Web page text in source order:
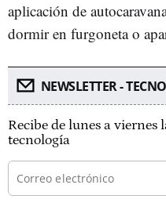
aplicación de
dormir en furgoneta o
NEWSLETTER -
Recibe de lunes a viernes
tecnología